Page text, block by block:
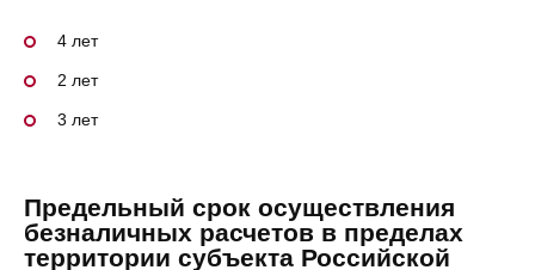
4 лет
2 лет
3 лет
Предельный срок осуществления
безналичных расчетов в пределах
территории субъекта Российской